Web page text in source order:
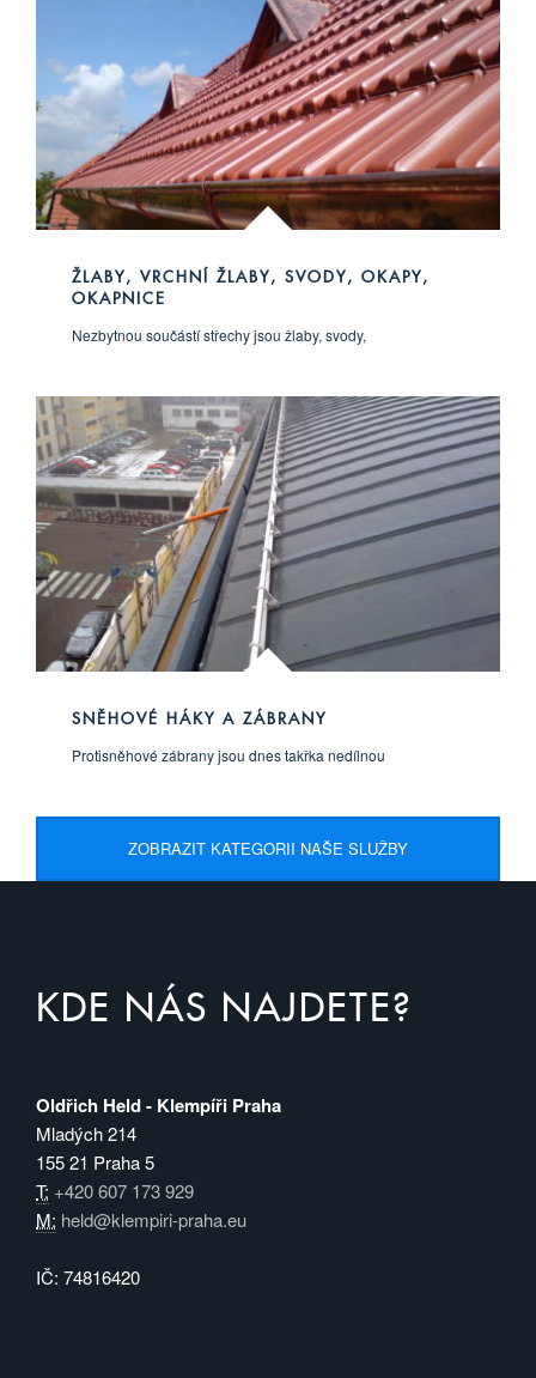
ŽLABY, VRCHNÍ ŽLABY, SVODY, OKAPY,
OKAPNICE
Nezbytnou součástí střechy jsou žlaby, svody,
SNĚHOVÉ HÁKY A ZÁBRANY
Protisněhové zábrany jsou dnes takřka nedílnou
ZOBRAZIT KATEGORII NAŠE SLUŽBY
KDE NÁS NAJDETE?
Oldřich Held - Klempíři Praha
Mladých 214
155 21 Praha 5
T: +420 607 173 929
M: held@klempiri-praha.eu
IČ: 74816420